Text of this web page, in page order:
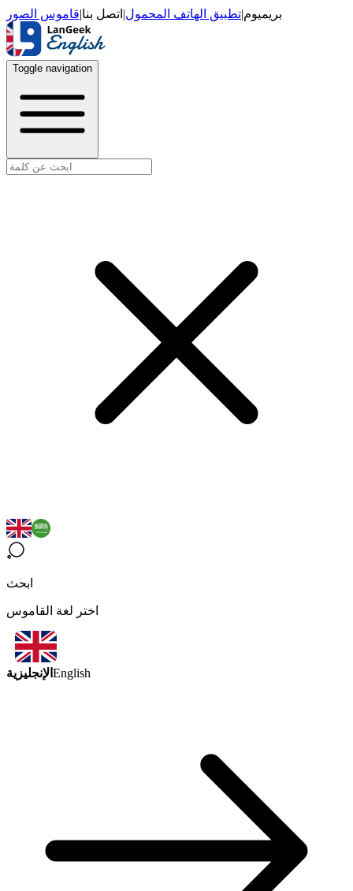
بريميوم|تطبيق الهاتف المحمول| اتصل بنا|قاموس الصور
Toggle navigation
ابحث
اختر لغة القاموس
الإنجليزية English